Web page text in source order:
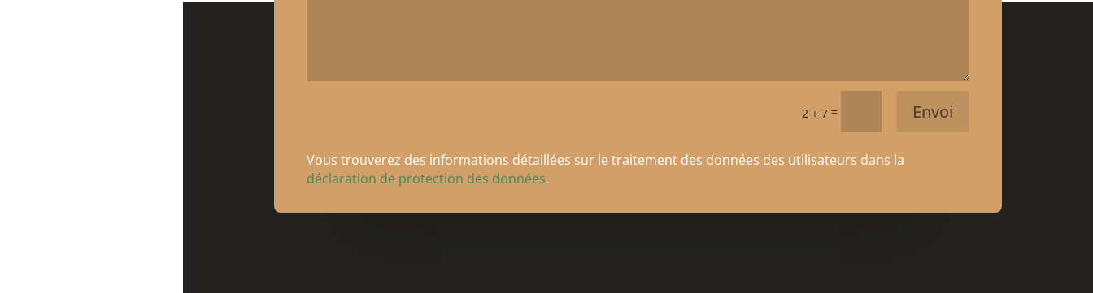
2 + 7 = Envoi
Vous trouverez des informations détaillées sur le traitement des données des utilisateurs dans la
déclaration de protection des données.